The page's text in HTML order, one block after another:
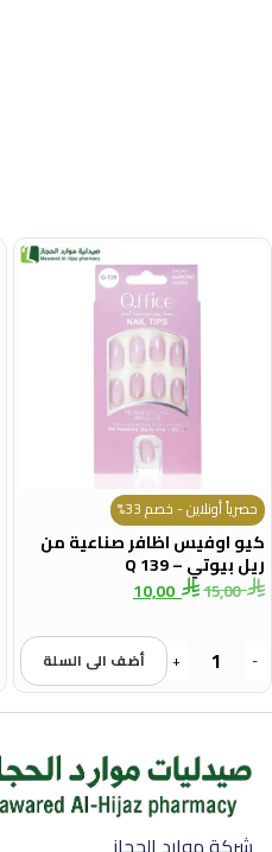
حصرياً أونلاين - خصم 33%
كيو اوفيس اظافر صناعية من
ريل بيوتي – Q 139
15,00
10,00
-
+ أضف الى السلة